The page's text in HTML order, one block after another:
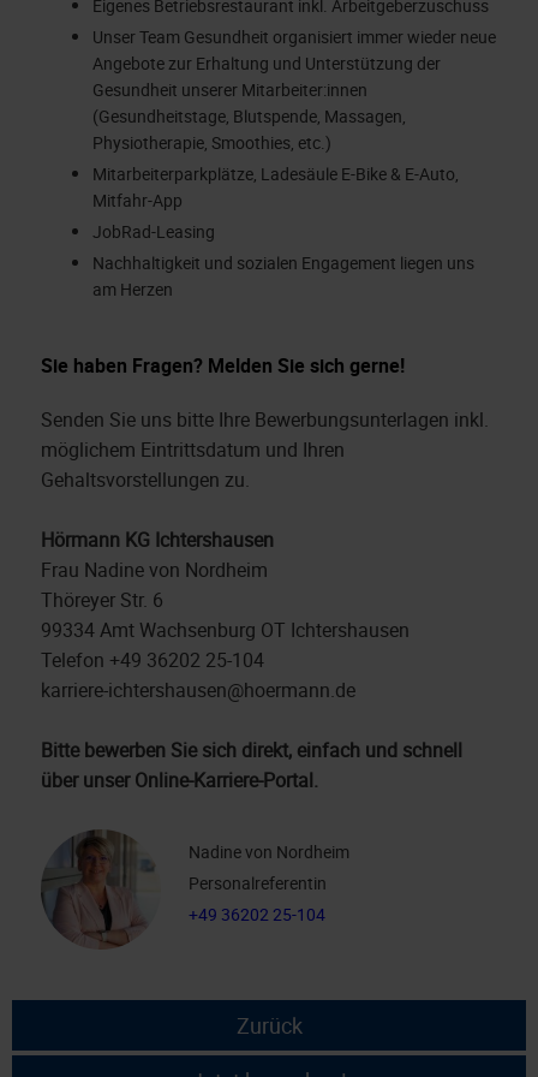
Eigenes Betriebsrestaurant inkl. Arbeitgeberzuschuss
Unser Team Gesundheit organisiert immer wieder neue
Angebote zur Erhaltung und Unterstützung der
Gesundheit unserer Mitarbeiter:innen
(Gesundheitstage, Blutspende, Massagen,
Physiotherapie, Smoothies, etc.)
Mitarbeiterparkplätze, Ladesäule E-Bike & E-Auto,
Mitfahr-App
JobRad-Leasing
Nachhaltigkeit und sozialen Engagement liegen uns
am Herzen
Sie haben Fragen? Melden Sie sich gerne!
Senden Sie uns bitte Ihre Bewerbungsunterlagen inkl.
möglichem Eintrittsdatum und Ihren
Gehaltsvorstellungen zu.
Hörmann KG Ichtershausen
Frau Nadine von Nordheim
Thöreyer Str. 6
99334 Amt Wachsenburg OT Ichtershausen
Telefon +49 36202 25-104
karriere-ichtershausen@hoermann.de
Bitte bewerben Sie sich direkt, einfach und schnell
über unser Online-Karriere-Portal.
Nadine von Nordheim
Personalreferentin
+49 36202 25-104
Zurück